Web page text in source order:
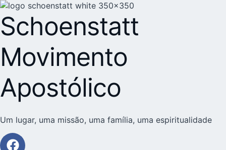
Schoenstatt
Movimento
Apostólico
Um lugar, uma missão, uma família, uma espiritualidade